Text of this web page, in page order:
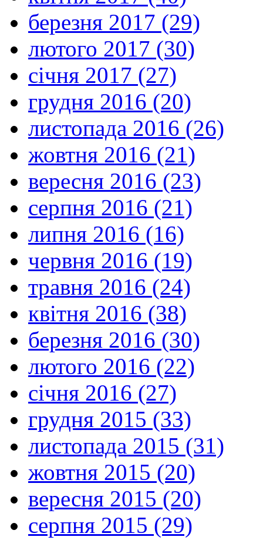
березня 2017 (29)
лютого 2017 (30)
січня 2017 (27)
грудня 2016 (20)
листопада 2016 (26)
жовтня 2016 (21)
вересня 2016 (23)
серпня 2016 (21)
липня 2016 (16)
червня 2016 (19)
травня 2016 (24)
квітня 2016 (38)
березня 2016 (30)
лютого 2016 (22)
січня 2016 (27)
грудня 2015 (33)
листопада 2015 (31)
жовтня 2015 (20)
вересня 2015 (20)
серпня 2015 (29)